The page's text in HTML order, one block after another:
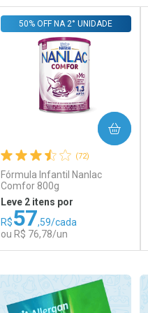
(72)
Fórmula Infantil Nanlac
Comfor 800g
50% OFF NA 2° UNIDADE
Leve 2 itens por
R$57,59/cada
ou R$ 76,78/un
COMPRAR
Laboratório
Por Menos